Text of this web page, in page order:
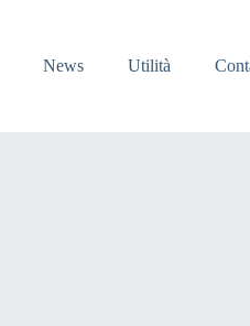
News Utilità